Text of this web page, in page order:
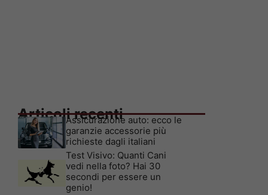
Articoli recenti
Assicurazione auto: ecco le
garanzie accessorie più
richieste dagli italiani
Test Visivo: Quanti Cani
vedi nella foto? Hai 30
secondi per essere un
genio!